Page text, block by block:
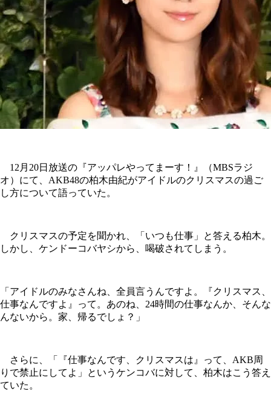
12月20日放送の『アッパレやってまーす！』（MBSラジ
オ）にて、AKB48の柏木由紀がアイドルのクリスマスの過ご
し方について語っていた。
クリスマスの予定を聞かれ、「いつも仕事」と答える柏木。
しかし、ケンドーコバヤシから、喝破されてしまう。
「アイドルのみなさんね、全員言うんですよ。『クリスマス、
仕事なんですよ』って。あのね、24時間の仕事なんか、そんな
んないから。家、帰るでしょ？」
さらに、「『仕事なんです、クリスマスは』って、AKB周
りで禁止にしてよ」というケンコバに対して、柏木はこう答え
ていた。